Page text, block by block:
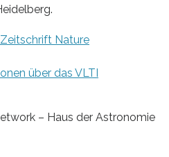
Nature
über das VLTI
– Haus der Astronomie